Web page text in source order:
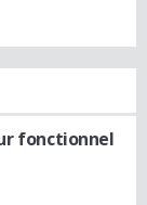
fonctionnel